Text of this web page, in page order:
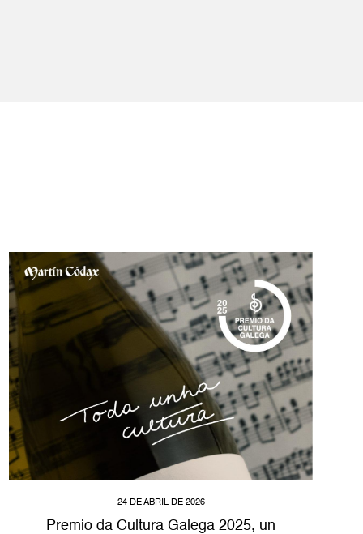
24 DE ABRIL DE 2026
Premio da Cultura Galega 2025, un